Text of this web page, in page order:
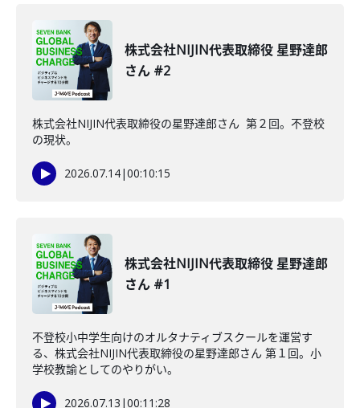
株式会社NIJIN代表取締役 星野達郎
さん #2
株式会社NIJIN代表取締役の星野達郎さん 第２回。不登校
の現状。
2026.07.14|00:10:15
株式会社NIJIN代表取締役 星野達郎
さん #1
不登校小中学生向けのオルタナティブスクールを運営す
る、株式会社NIJIN代表取締役の星野達郎さん 第１回。小
学校教諭としてのやりがい。
2026.07.13 |00:11:28